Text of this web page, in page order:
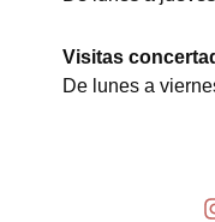
Visitas
De lunes a